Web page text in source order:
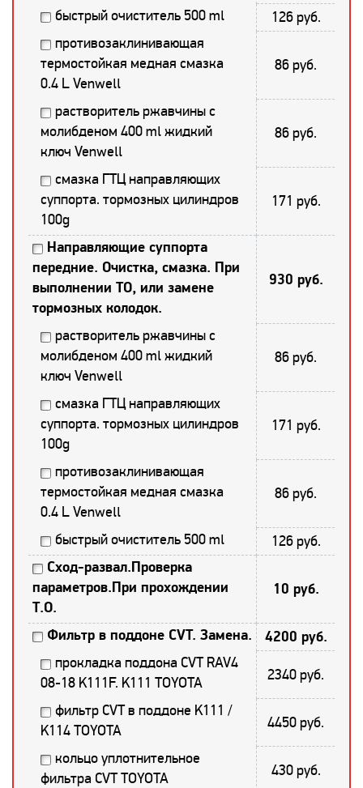
быстрый очиститель 500 ml
126 руб.
противозаклинивающая
термостойкая медная смазка
0.4 L Venwell
86 руб.
растворитель ржавчины с
молибденом 400 ml жидкий
ключ Venwell
86 руб.
смазка ГТЦ направляющих
суппорта. тормозных цилиндров
100g
171 руб.
Направляющие суппорта
передние. Очистка, смазка. При
выполнении ТО, или замене
тормозных колодок.
930 руб.
растворитель ржавчины с
молибденом 400 ml жидкий
ключ Venwell
86 руб.
смазка ГТЦ направляющих
суппорта. тормозных цилиндров
100g
171 руб.
противозаклинивающая
термостойкая медная смазка
0.4 L Venwell
86 руб.
быстрый очиститель 500 ml 126 руб.
Сход-развал.Проверка
параметров.При прохождении
Т.О.
10 руб.
Фильтр в поддоне CVT. Замена. 4200 руб.
прокладка поддона CVT RAV4
08-18 K111F. K111 TOYOTA
2340 руб.
фильтр CVT в поддоне K111 /
K114 TOYOTA
4450 руб.
кольцо уплотнительное
фильтра CVT TOYOTA
430 руб.